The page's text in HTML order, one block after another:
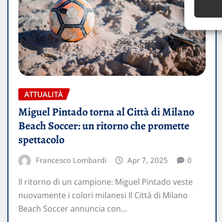
ATTUALITÀ
Miguel Pintado torna al Città di Milano
Beach Soccer: un ritorno che promette
spettacolo
Francesco Lombardi Apr 7, 2025 0
Il ritorno di un campione: Miguel Pintado veste
nuovamente i colori milanesi Il Città di Milano
Beach Soccer annuncia con…